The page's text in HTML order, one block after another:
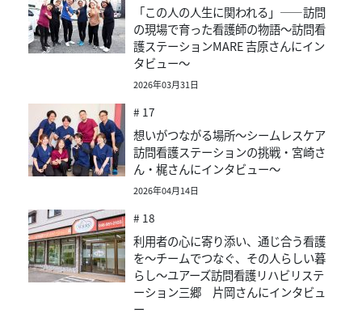
「この人の人生に関われる」——訪問
の現場で育った看護師の物語～訪問看
護ステーションMARE 吉原さんにイン
タビュー～
2026年03月31日
# 17
想いがつながる場所～シームレスケア
訪問看護ステーションの挑戦・宮崎さ
ん・梶さんにインタビュー～
2026年04月14日
# 18
利用者の心に寄り添い、通じ合う看護
を～チームでつなぐ、その人らしい暮
らし～ユアーズ訪問看護リハビリステ
ーション三郷 片岡さんにインタビュ
ー